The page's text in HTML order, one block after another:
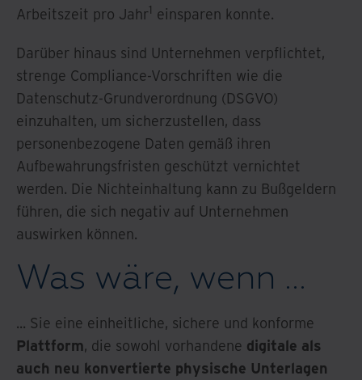
Arbeitszeit pro Jahr1 einsparen konnte.
Darüber hinaus sind Unternehmen verpflichtet,
strenge Compliance-Vorschriften wie die
Datenschutz-Grundverordnung (DSGVO)
einzuhalten, um sicherzustellen, dass
personenbezogene Daten gemäß ihren
Aufbewahrungsfristen geschützt vernichtet
werden. Die Nichteinhaltung kann zu Bußgeldern
führen, die sich negativ auf Unternehmen
auswirken können.
Was wäre, wenn …
... Sie eine einheitliche, sichere und konforme
Plattform, die sowohl vorhandene digitale als
auch neu konvertierte physische Unterlagen